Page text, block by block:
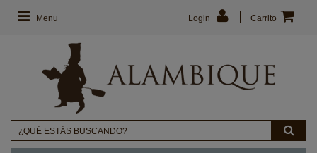
Menu Carrito
Login